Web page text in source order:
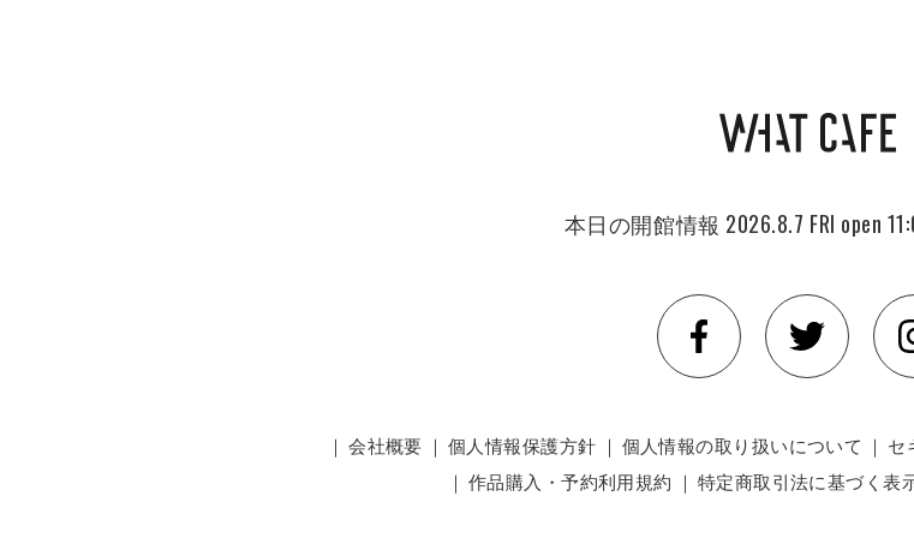
本日の開館情報 2026.8.7 FRI open
｜会社概要 ｜ 個人情報保護方針 ｜ 個人情報の取り扱いについて ｜ セ
｜ 作品購入・予約利用規約 ｜ 特定商取引法に基づく表